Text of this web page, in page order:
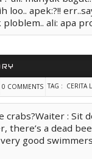
apek:?!!
ali: apa
0 COMMENTS TAG : CERITA
: Sit
there’s a dead
good